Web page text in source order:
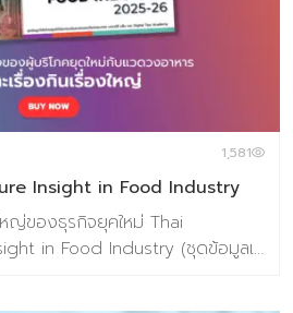
1,581
Insight in Food Industry
หญ่ของธุรกิจยุคใหม่ Thai
in Food Industry (ชุดข้อมูลเท